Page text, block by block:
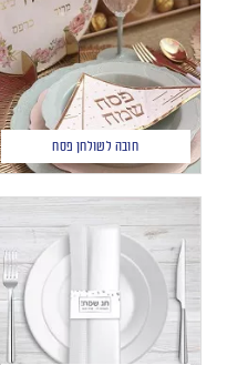
חובה לשולחן פסח